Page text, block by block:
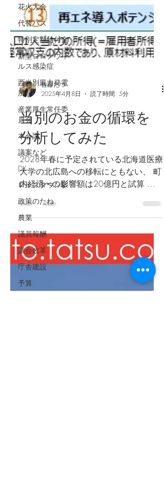
花火大会
代替バス
特別定額給付金
新型コロナウィ
ルス感染症
西当別風力発電
所
産業厚生常任委
員会
本会議
議案など
DX
ロイズタウン駅
政策のたね
農業
議員報酬
議会改革
庁舎建設
予算
佐藤たつ
2025年4月8日
読了時間: 5分
当別のお金の循環を
分析してみた
2028年春に予定されている北海道医療
大学の北広島への移転にともない、 町
内経済への影響額は20億円と試算 さ
れています（当別町役場試算）。20億
円ってどれくらいの影響なのか。それ
を知るためには、 まずは当別の経済が
どれくらいの規模でどんな構造なのか
を知らないと。...